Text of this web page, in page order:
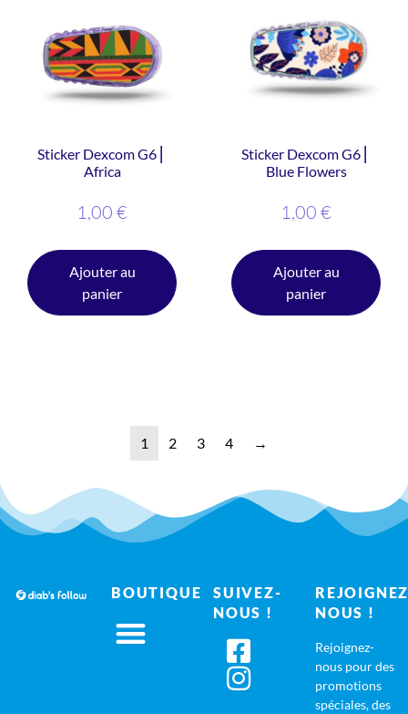
Sticker Dexcom G6 ⎜
Africa
1,00 €
Ajouter au
panier
Sticker Dexcom G6 ⎜
Blue Flowers
1,00 €
Ajouter au
panier
1 2 3 4 →
BOUTIQUE
SUIVEZ-
NOUS !
NOUS !
Rejoignez-
nous pour des
promotions
spéciales, des